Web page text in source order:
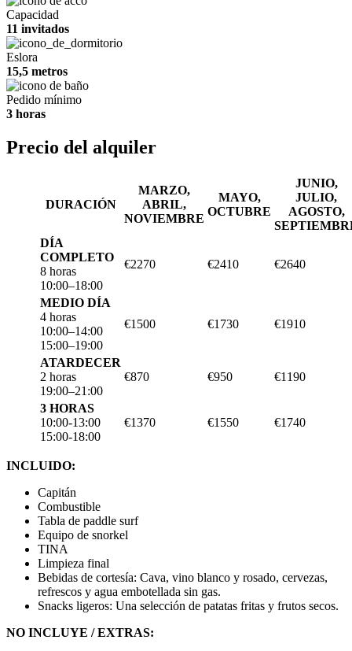
Capacidad
11 invitados
Eslora
15,5 metros
Pedido mínimo
3 horas
Precio del alquiler
DURACIÓN
MARZO,
ABRIL,
NOVIEMBRE
MAYO,
OCTUBRE
JUNIO,
JULIO,
AGOSTO,
DÍA
COMPLETO
8 horas
10:00–18:00
€2270 €2410 €2640
MEDIO DÍA
4 horas
10:00–14:00
15:00–19:00
€1500 €1730 €1910
ATARDECER
2 horas
19:00–21:00
€870 €950 €1190
3 HORAS
10:00-13:00
15:00-18:00
€1370 €1550 €1740
INCLUIDO:
Capitán
Combustible
Tabla de paddle surf
Equipo de snorkel
TINA
Limpieza final
Bebidas de cortesía: Cava, vino blanco y rosado, cervezas,
refrescos y agua embotellada sin gas.
Snacks ligeros: Una selección de patatas fritas y frutos secos.
NO INCLUYE / EXTRAS: